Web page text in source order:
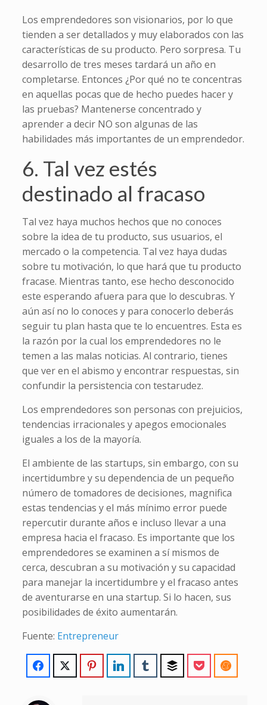
Los emprendedores son visionarios, por lo que
tienden a ser detallados y muy elaborados con las
características de su producto. Pero sorpresa. Tu
desarrollo de tres meses tardará un año en
completarse. Entonces ¿Por qué no te concentras
en aquellas pocas que de hecho puedes hacer y
las pruebas? Mantenerse concentrado y
aprender a decir NO son algunas de las
habilidades más importantes de un emprendedor.
6. Tal vez estés
destinado al fracaso
Tal vez haya muchos hechos que no conoces
sobre la idea de tu producto, sus usuarios, el
mercado o la competencia. Tal vez haya dudas
sobre tu motivación, lo que hará que tu producto
fracase. Mientras tanto, ese hecho desconocido
este esperando afuera para que lo descubras. Y
aún así no lo conoces y para conocerlo deberás
seguir tu plan hasta que te lo encuentres. Esta es
la razón por la cual los emprendedores no le
temen a las malas noticias. Al contrario, tienes
que ver en el abismo y encontrar respuestas, sin
confundir la persistencia con testarudez.
Los emprendedores son personas con prejuicios,
tendencias irracionales y apegos emocionales
iguales a los de la mayoría.
El ambiente de las startups, sin embargo, con su
incertidumbre y su dependencia de un pequeño
número de tomadores de decisiones, magnifica
estas tendencias y el más mínimo error puede
repercutir durante años e incluso llevar a una
empresa hacia el fracaso. Es importante que los
emprendedores se examinen a sí mismos de
cerca, descubran a su motivación y su capacidad
para manejar la incertidumbre y el fracaso antes
de aventurarse en una startup. Si lo hacen, sus
posibilidades de éxito aumentarán.
Fuente: Entrepreneur